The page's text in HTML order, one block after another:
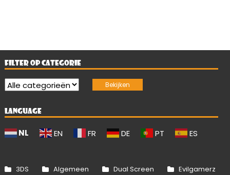
FILTER OP CATEGORIE
LANGUAGE
NL EN FR DE PT ES
3DS Algemeen Dual Screen Evilgamerz